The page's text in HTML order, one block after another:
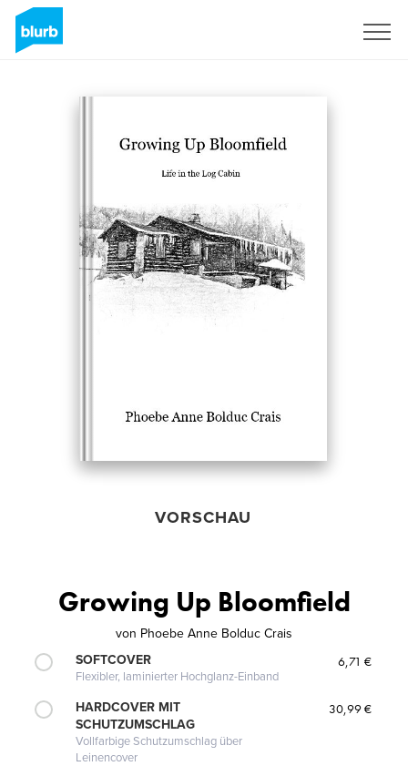
VORSCHAU
Growing Up Bloomfield
von Phoebe Anne Bolduc Crais
SOFTCOVER
Flexibler, laminierter Hochglanz-Einband
6,71 €
HARDCOVER MIT
SCHUTZUMSCHLAG
Vollfarbige Schutzumschlag über
Leinencover
30,99 €